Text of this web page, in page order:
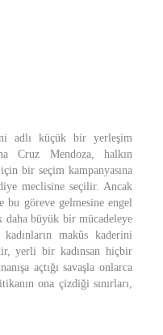
adlı küçük bir yerleşim
Cruz Mendoza, halkın
bir seçim kampanyasına
meclisine seçilir. Ancak
bu göreve gelmesine engel
büyük bir mücadeleye
makûs kaderini
yerli bir kadınsan hiçbir
açtığı savaşla onlarca
ona çizdiği sınırları,